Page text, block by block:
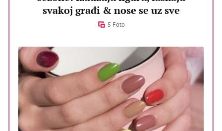
svakoj građi & nose se uz sve
5 Foto